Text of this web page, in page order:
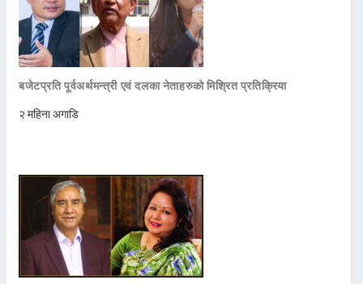
बजेटप्रति पूर्वअर्थमन्त्री एवं दलका नेताहरुको मिश्रित प्रतिक्रिया
२ महिना अगाडि